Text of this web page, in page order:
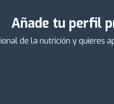
Añade tu perfil
de la nutrición y quieres